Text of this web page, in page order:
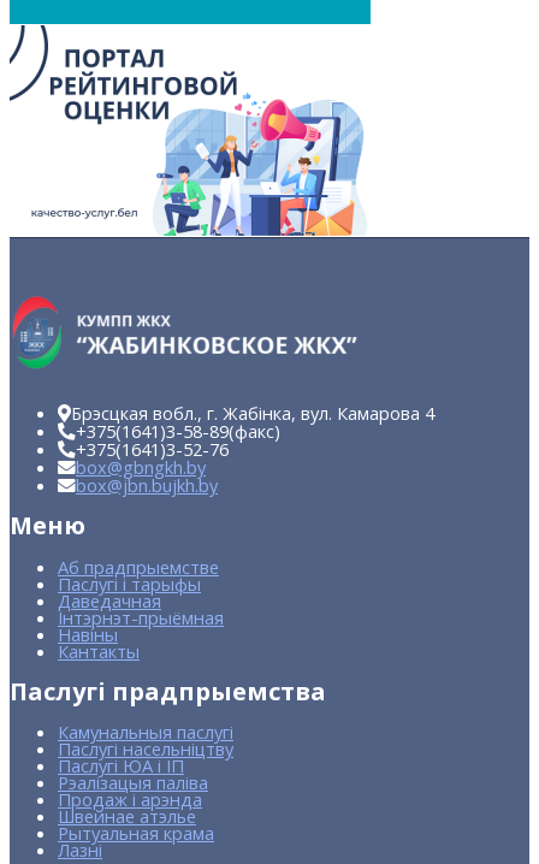
Брэсцкая вобл., г. Жабінка, вул. Камарова 4
+375(1641)3-58-89(факс)
+375(1641)3-52-76
box@gbngkh.by
box@jbn.bujkh.by
Меню
Аб прадпрыемстве
Паслугі і тарыфы
Даведачная
Інтэрнэт-прыёмная
Навіны
Кантакты
Паслугі прадпрыемства
Камунальныя паслугі
Паслугі насельніцтву
Паслугі ЮА і ІП
Рэалізацыя паліва
Продаж і арэнда
Швейнае атэлье
Рытуальная крама
Лазні